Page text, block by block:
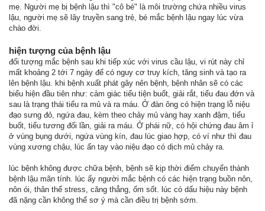
mẹ. Người mẹ bị bệnh lậu thì "cô bé" là môi trường chứa nhiều virus
lậu, người mẹ sẽ lây truyền sang trẻ, bé mắc bệnh lậu ngay lúc vừa
chào đời.
hiện tượng của bệnh lậu
đối tượng mắc bệnh sau khi tiếp xúc với virus cầu lậu, vi rút này chỉ
mất khoảng 2 tới 7 ngày để có nguy cơ truy kích, tăng sinh và tạo ra
lên bệnh lậu. khi bệnh xuất phát gây nên bệnh, bệnh nhân sẽ có các
biểu hiện đầu tiên như: cảm giác tiểu tiện buốt, giải rắt, tiểu đau đớn và
sau là trạng thái tiểu ra mủ và ra máu. Ở đàn ông có hiện trạng lỗ niệu
đạo sưng đỏ, ngứa đau, kèm theo chảy mủ vàng hay xanh đậm, tiểu
buốt, tiểu tương đối lần, giải ra máu. Ở phái nữ, có hội chứng đau âm ỉ
ở vùng bụng dưới, ngứa vùng kín, đau lúc giao hợp, có ví như thì đau
vùng xương chậu, lúc ấn tay vào niệu đạo có dịch mủ chảy ra.
lúc bệnh không được chữa bệnh, bệnh sẽ kịp thời điểm chuyển thành
bệnh lậu mãn tính. lúc ấy người mắc bệnh có các hiện trạng buồn nôn,
nôn ói, thân thể stress, căng thẳng, ốm sốt. lúc có dấu hiệu này bệnh
đã nặng cần không thể sơ ý mà cần điều trị bệnh sớm.